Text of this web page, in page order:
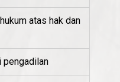
atas hak dan
pengadilan